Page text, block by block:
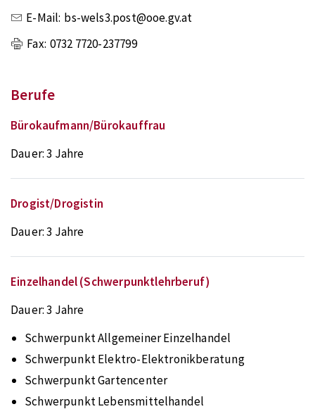
E-Mail: bs-wels3.post@ooe.gv.at
Fax: 0732 7720-237799
Berufe
Bürokaufmann/Bürokauffrau
Dauer:3 Jahre
Drogist/Drogistin
Dauer:3 Jahre
Einzelhandel (Schwerpunktlehrberuf)
Dauer:3 Jahre
Schwerpunkt Allgemeiner Einzelhandel
Schwerpunkt Elektro-Elektronikberatung
Schwerpunkt Gartencenter
Schwerpunkt Lebensmittelhandel